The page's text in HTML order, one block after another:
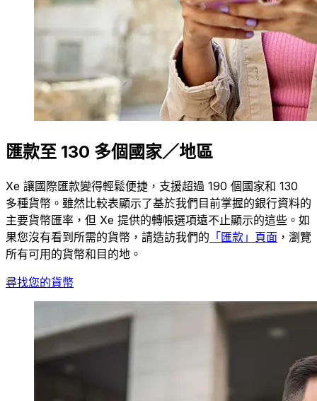
匯款至 130 多個國家／地區
Xe 讓國際匯款變得輕鬆便捷，支援超過 190 個國家和 130
多種貨幣。雖然比較表顯示了基於我們目前掌握的銀行資料的
主要貨幣匯率，但 Xe 提供的轉帳選項遠不止顯示的這些。如
果您沒有看到所需的貨幣，請造訪我們的 「匯款」頁面 ，瀏覽
所有可用的貨幣和目的地。
尋找您的貨幣